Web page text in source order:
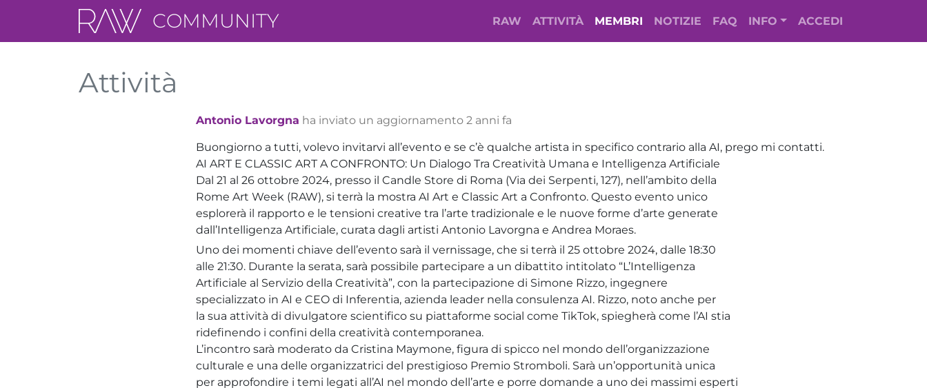
COMMUNITY RAW ATTIVITÀ MEMBRI NOTIZIE FAQ INFO ACCEDI
Attività
Antonio Lavorgna ha inviato un aggiornamento 2 anni fa
Buongiorno a tutti, volevo invitarvi all’evento e se c’è qualche artista in specifico contrario alla AI, prego mi contatti.
AI ART E CLASSIC ART A CONFRONTO: Un Dialogo Tra Creatività Umana e Intelligenza Artificiale
Dal 21 al 26 ottobre 2024, presso il Candle Store di Roma (Via dei Serpenti, 127), nell’ambito della
Rome Art Week (RAW), si terrà la mostra AI Art e Classic Art a Confronto. Questo evento unico
esplorerà il rapporto e le tensioni creative tra l’arte tradizionale e le nuove forme d’arte generate
dall’Intelligenza Artificiale, curata dagli artisti Antonio Lavorgna e Andrea Moraes.
Uno dei momenti chiave dell’evento sarà il vernissage, che si terrà il 25 ottobre 2024, dalle 18:30
alle 21:30. Durante la serata, sarà possibile partecipare a un dibattito intitolato “L’Intelligenza
Artificiale al Servizio della Creatività”, con la partecipazione di Simone Rizzo, ingegnere
specializzato in AI e CEO di Inferentia, azienda leader nella consulenza AI. Rizzo, noto anche per
la sua attività di divulgatore scientifico su piattaforme social come TikTok, spiegherà come l’AI stia
ridefinendo i confini della creatività contemporanea.
L’incontro sarà moderato da Cristina Maymone, figura di spicco nel mondo dell’organizzazione
culturale e una delle organizzatrici del prestigioso Premio Stromboli. Sarà un’opportunità unica
per approfondire i temi legati all’AI nel mondo dell’arte e porre domande a uno dei massimi esperti